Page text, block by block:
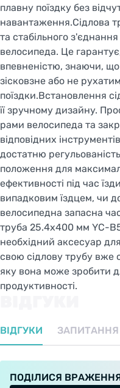
плавну поїздку без
навантаження.Сідлова
та стабільного
велосипеда. Це
впевненістю, знаючи,
зісковзне або не
поїздки.Встановлення
її зручному дизайну.
рами велосипеда та
відповідних
достатню
положення для
ефективності під час
випадковим їздцем, чи
велосипедна запасна
труба 25.4x400 мм YC-
необхідний аксесуар
свою сідлову трубу вже
яку вона може зробити
продуктивності.
ВІДГУКИ ЗАПИТАННЯ
ПОДІЛИСЯ